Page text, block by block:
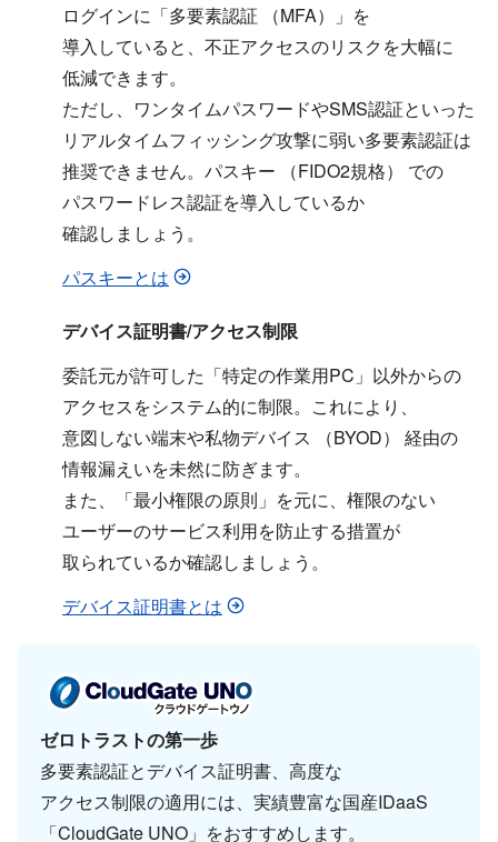
ログインに​「多要素認証 ​（MFA）」を​
導入していると、​不正アクセスの​リスクを​大幅に​
低減できます。
ただし、​ワンタイムパスワードや​SMS認証と​いった​
リアルタイムフィッシング攻撃に​弱い​多要素認証は​
推奨できません。​パスキー ​（FIDO2規格）​ での​
パスワードレス認証を​導入しているか​
確認しましょう。
パスキーとは
デバイス証明書/アクセス制限
委託元が​許可した​「特定の​作業用PC」​以外からの​
アクセスを​システム的に​制限。​これに​より、​
意図しない​端末や​私物デバイス ​（BYOD）​ 経由の​
情報漏えいを​未然に​防ぎます。
また、​「最小権限の​原則」を​元に、​権限の​ない​
ユーザーの​サービス利用を​防止する​措置が​
取られているか​確認しましょう。
デバイス証明書とは
ゼロトラストの​第一歩
多要素認証と​デバイス証明書、​高度な​
アクセス制限の​適用には、​実績豊富な​国産IDaaS ​
「CloudGate UNO」を​おすすめします。